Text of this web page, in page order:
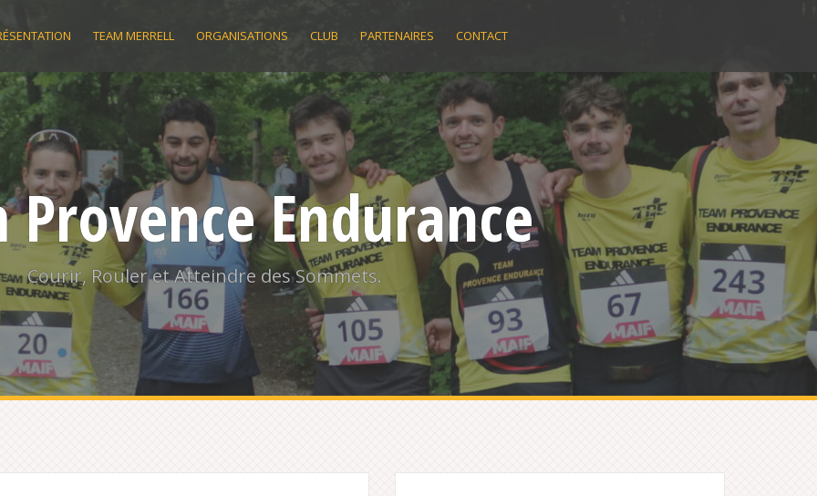
TEAM MERRELL ORGANISATIONS CLUB PARTENAIRES CONTACT
Provence Endurance
Courir, Rouler et Atteindre des Sommets.